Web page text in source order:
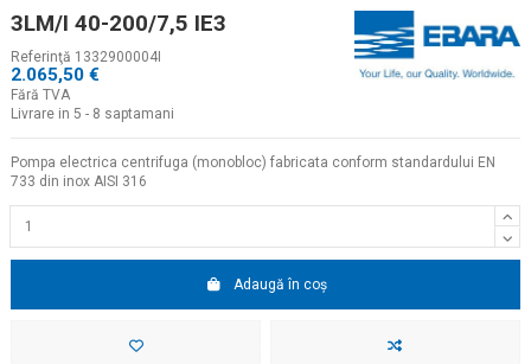
3LM/I 40-200/7,5 IE3
Referinţă 1332900004I
2.065,50 €
Fără TVA
Livrare in 5 - 8 saptamani
Pompa electrica centrifuga (monobloc) fabricata conform standardului EN
733 din inox AISI 316
Adaugă în coș